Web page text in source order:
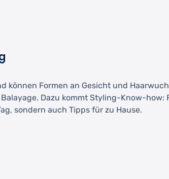
Formen an Gesicht und
Dazu kommt Styling-Know-
sondern auch Tipps für zu Hause.